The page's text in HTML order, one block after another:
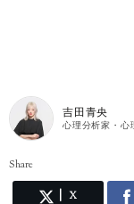
吉田青央
心理分析家・心
Share
X